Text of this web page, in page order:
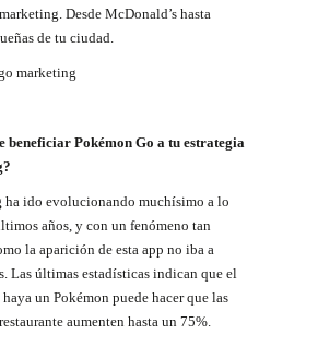
Desde McDonald’s hasta
de tu ciudad.
beneficiar Pokémon Go a tu estrategia
ha ido evolucionando muchísimo a lo
años, y con un fenómeno tan
la aparición de esta app no iba a
Las últimas estadísticas indican que el
un Pokémon puede hacer que las
aumenten hasta un 75%.